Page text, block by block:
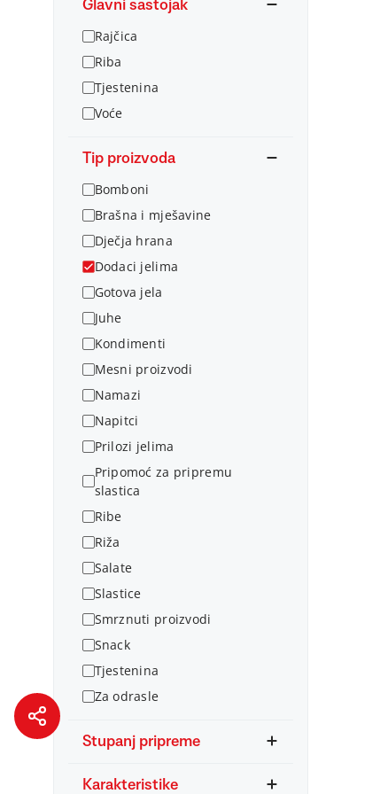
Glavni sastojak
Rajčica
Riba
Tjestenina
Voće
Tip proizvoda
Bomboni
Brašna i mješavine
Dječja hrana
Dodaci jelima
Gotova jela
Juhe
Kondimenti
Mesni proizvodi
Namazi
Napitci
Prilozi jelima
Pripomoć za pripremu
slastica
Ribe
Riža
Salate
Slastice
Smrznuti proizvodi
Snack
Tjestenina
Za odrasle
Stupanj pripreme
Karakteristike